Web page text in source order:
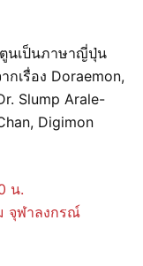
ตูนเป็นภาษาญี่ปุ่น
กเรื่อง Doraemon,
Slump Arale-
Digimon
น.
จุฬาลงกรณ์